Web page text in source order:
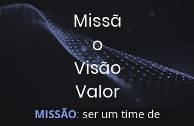
Missã
o
Visão
Valor
MISSÃO: ser um time de